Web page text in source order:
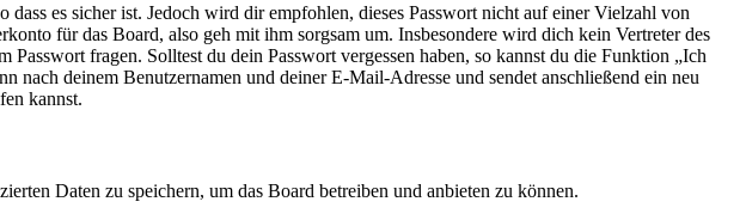
es sicher ist. Jedoch wird dir empfohlen, dieses Passwort nicht auf einer Vielzahl von
für das Board, also geh mit ihm sorgsam um. Insbesondere wird dich kein Vertreter des
fragen. Solltest du dein Passwort vergessen haben, so kannst du die Funktion „Ich
nach deinem Benutzernamen und deiner E-Mail-Adresse und sendet anschließend ein neu
kannst.
Daten zu speichern, um das Board betreiben und anbieten zu können.